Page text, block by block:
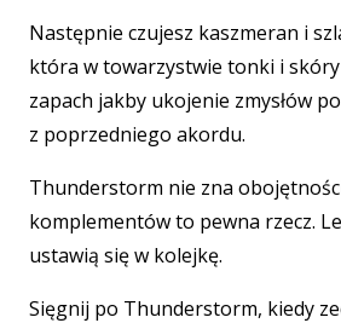
Następnie czujesz kaszmeran i
która w towarzystwie tonki i
zapach jakby ukojenie zmysłów
z poprzedniego akordu.
Thunderstorm nie zna
komplementów to pewna rzecz.
ustawią się w kolejkę.
Sięgnij po Thunderstorm, kiedy